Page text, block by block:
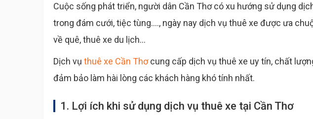
Cuộc sống phát triển, người dân Cần Thơ có xu hướng sử dụng
trong đám cưới, tiệc tùng...., ngày nay dịch vụ thuê xe được ưa
về quê, thuê xe du lịch...
Dịch vụ thuê xe Cần Thơcung cấp dịch vụ thuê xe uy tín, chất
đảm bảo làm hài lòng các khách hàng khó tính nhất.
1. Lợi ích khi sử dụng dịch vụ thuê xe tại Cần Thơ